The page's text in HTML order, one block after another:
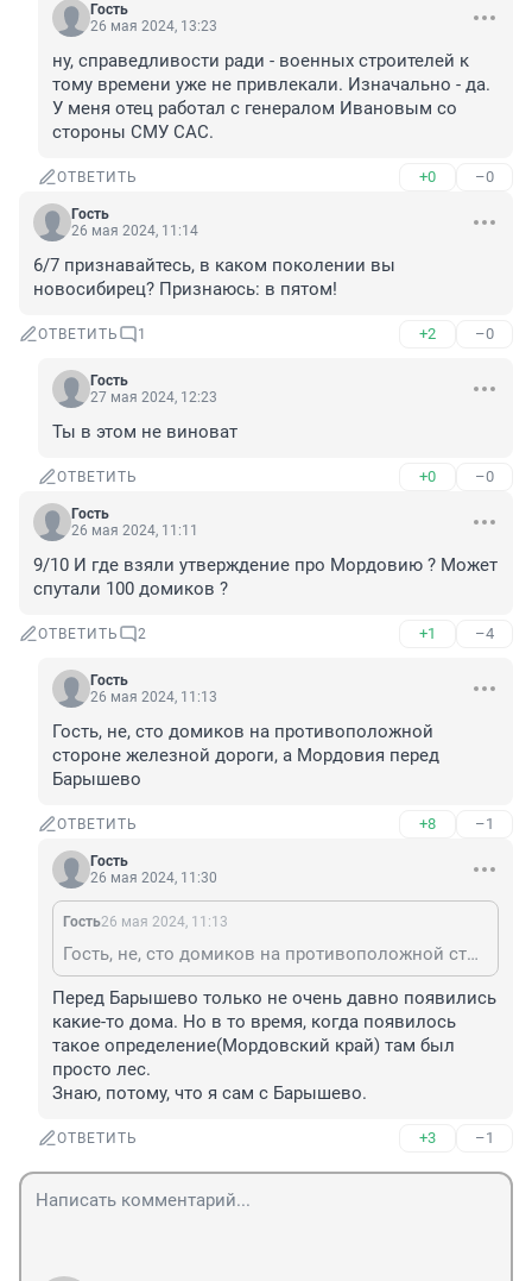
Гость
26 мая 2024, 13:23
ну, справедливости ради - военных строителей к
тому времени уже не привлекали. Изначально - да.
У меня отец работал с генералом Ивановым со
стороны СМУ САС.
ОТВЕТИТЬ +0 –0
Гость
26 мая 2024, 11:14
6/7 признавайтесь, в каком поколении вы
новосибирец? Признаюсь: в пятом!
ОТВЕТИТЬ 1 +2 –0
Гость
27 мая 2024, 12:23
Ты в этом не виноват
ОТВЕТИТЬ +0 –0
Гость
26 мая 2024, 11:11
9/10 И где взяли утверждение про Мордовию ? Может
спутали 100 домиков ?
ОТВЕТИТЬ 2 +1 –4
Гость
26 мая 2024, 11:13
Гость, не, сто домиков на противоположной
стороне железной дороги, а Мордовия перед
Барышево
ОТВЕТИТЬ +8 –1
Гость
26 мая 2024, 11:30
Гость26 мая 2024, 11:13
Гость, не, сто домиков на противоположной стороне железной дороги, а Мордовия перед Барышево
Перед Барышево только не очень давно появились
какие-то дома. Но в то время, когда появилось
такое определение(Мордовский край) там был
просто лес.
Знаю, потому, что я сам с Барышево.
ОТВЕТИТЬ +3 –1